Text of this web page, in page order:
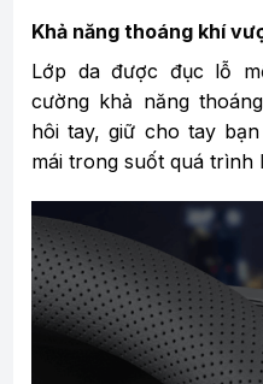
Khả năng thoáng khí
Lớp da được đục lỗ
cường khả năng
hôi tay, giữ cho tay
mái trong suốt quá trình